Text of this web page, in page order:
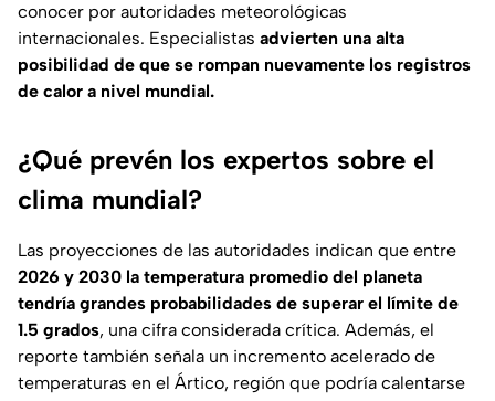
conocer por autoridades meteorológicas
internacionales. Especialistas advierten una alta
posibilidad de que se rompan nuevamente los registros
de calor a nivel mundial.
¿Qué prevén los expertos sobre el
clima mundial?
Las proyecciones de las autoridades indican que entre
2026 y 2030 la temperatura promedio del planeta
tendría grandes probabilidades de superar el límite de
1.5 grados, una cifra considerada crítica. Además, el
reporte también señala un incremento acelerado de
temperaturas en el Ártico, región que podría calentarse